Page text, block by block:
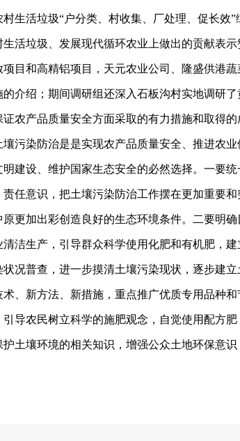
生活垃圾“户分类、村收集、厂处理、促长效
活垃圾、发展现代循环农业上做出的贡献表示
目和高精铝项目，天元农业公司、隆盛供港
介绍；期间调研组还深入石板沟村实地调研
农产品质量安全方面采取的有力措施和取得
污染防治是是实现农产品质量安全、推进农
建设、维护国家生态安全的必然选择。一要
任意识，把土壤污染防治工作摆在更加重要
更加出彩创造良好的生态环境条件。二要明
洁生产，引导群众科学使用化肥和有机肥，
况普查，进一步摸清土壤污染现状，逐步建
、新方法、新措施，重点推广优质专用品种
导农民树立科学的施肥观念，自觉使用配方
土壤环境的相关知识，增强公众土地环保意